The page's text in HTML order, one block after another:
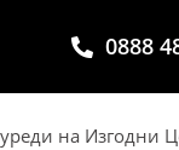
0888
на